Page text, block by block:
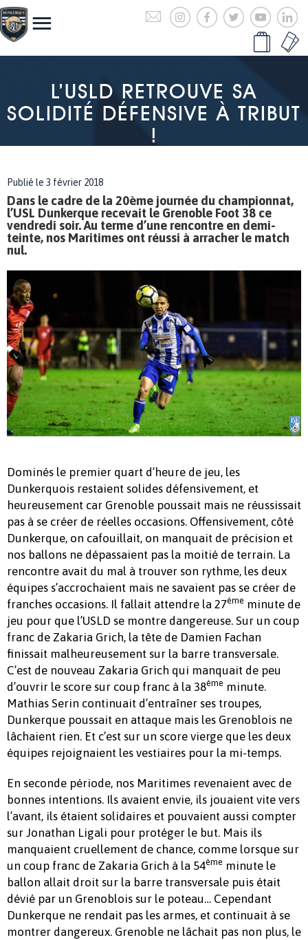
L’USLD RETROUVE SA
SOLIDITÉ DÉFENSIVE À TRIBUT
!
Publié le 3 février 2018
Dans le cadre de la 20ème journée du championnat,
l’USL Dunkerque recevait le Grenoble Foot 38 ce
vendredi soir. Au terme d’une rencontre en demi-
teinte, nos Maritimes ont réussi à arracher le match
nul.
Dominés le premier quart d’heure de jeu, les
Dunkerquois restaient solides défensivement, et
heureusement car Grenoble poussait mais ne réussissait
pas à se créer de réelles occasions. Offensivement, côté
Dunkerque, on cafouillait, on manquait de précision et
nos ballons ne dépassaient pas la moitié de terrain. La
rencontre avait du mal à trouver son rythme, les deux
équipes s’accrochaient mais ne savaient pas se créer de
franches occasions. Il fallait attendre la 27ème minute de
jeu pour que l’USLD se montre dangereuse. Sur un coup
franc de Zakaria Grich, la tête de Damien Fachan
finissait malheureusement sur la barre transversale.
C’est de nouveau Zakaria Grich qui manquait de peu
d’ouvrir le score sur coup franc à la 38ème minute.
Mathias Serin continuait d’entraîner ses troupes,
Dunkerque poussait en attaque mais les Grenoblois ne
lâchaient rien. Et c’est sur un score vierge que les deux
équipes rejoignaient les vestiaires pour la mi-temps.
En seconde période, nos Maritimes revenaient avec de
bonnes intentions. Ils avaient envie, ils jouaient vite vers
l’avant, ils étaient solidaires et pouvaient aussi compter
sur Jonathan Ligali pour protéger le but. Mais ils
manquaient cruellement de chance, comme lorsque sur
un coup franc de Zakaria Grich à la 54ème minute le
ballon allait droit sur la barre transversale puis était
dévié par un Grenoblois sur le poteau… Cependant
Dunkerque ne rendait pas les armes, et continuait à se
montrer dangereux. Grenoble ne lâchait pas non plus, le